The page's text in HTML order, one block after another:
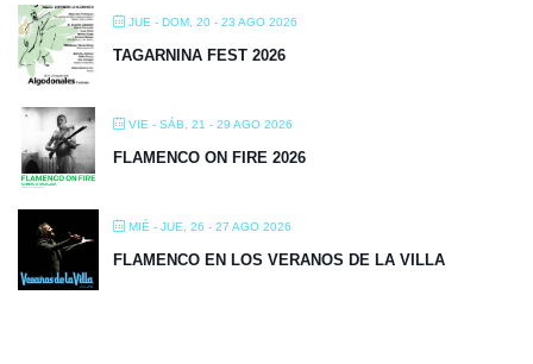
JUE - DOM, 20 - 23 AGO 2026
TAGARNINA FEST 2026
VIE - SÁB, 21 - 29 AGO 2026
FLAMENCO ON FIRE 2026
MIÉ - JUE, 26 - 27 AGO 2026
FLAMENCO EN LOS VERANOS DE LA VILLA